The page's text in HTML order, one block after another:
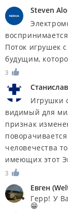
Steven
Поток игрушек
будущим,
3
Станислав
Игрушки
видимый для
признак
человечества
имеющих этот
3
Евген (
Герр! У
😁